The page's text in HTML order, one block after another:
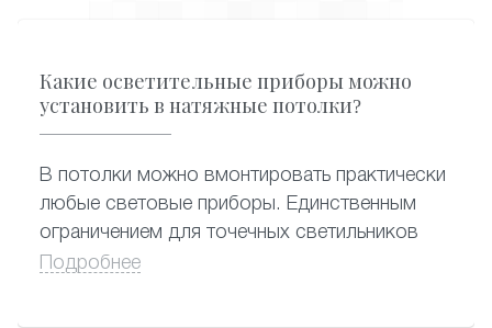
Какие осветительные приборы можно
установить в натяжные потолки?
В потолки можно вмонтировать практически
любые световые приборы. Единственным
ограничением для точечных светильников
является их мощность (нагрев). Во избежание
Подробнее